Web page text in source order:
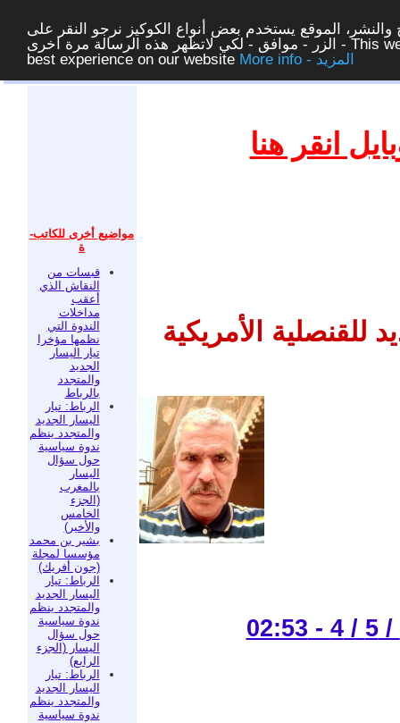
الموقع يستخدم بعض أنواع الكوكيز نرجو النقر على
الزر - موافق - لكي لاتظهر هذه الرسالة مرة اخرى - This website uses cookies to ensure you get the
best experience on our website
More info - المزيد
غلق
مواضيع أخرى للكاتب-
ة
قبسات من
النقاش الذي
أعقب
مداخلات
الندوة التي
نظمها مؤخرا
تيار اليسار
الجديد
والمتجدد
بالرباط
الرباط: تيار
اليسار الجديد
والمتجدد ينظم
ندوة سياسية
حول سؤال
اليسار
بالمغرب
(الجزء
الخامس
والأخير)
بشير بن محمد
مؤسسا لمجلة
(جون أفريك)
الرباط: تيار
اليسار الجديد
والمتجدد ينظم
ندوة سياسية
حول سؤال
اليسار (الجزء
الرابع)
الرباط: تيار
اليسار الجديد
والمتجدد ينظم
ندوة سياسية
انقر هنا
للقنصلية الأمريكية